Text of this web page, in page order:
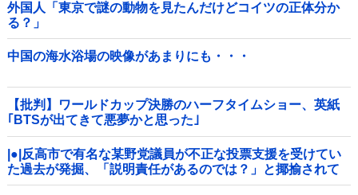
外国人「東京で謎の動物を見たんだけどコイツの正体分か
る？」
中国の海水浴場の映像があまりにも・・・
【批判】ワールドカップ決勝のハーフタイムショー、英紙
｢BTSが出てきて悪夢かと思った｣
|●|反高市で有名な某野党議員が不正な投票支援を受けてい
た過去が発掘、「説明責任があるのでは？」と揶揄されて
おり……